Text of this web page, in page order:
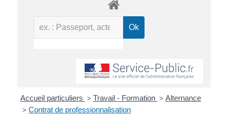
Accueil particuliers > Travail - Formation > Alternance
> Contrat de professionnalisation